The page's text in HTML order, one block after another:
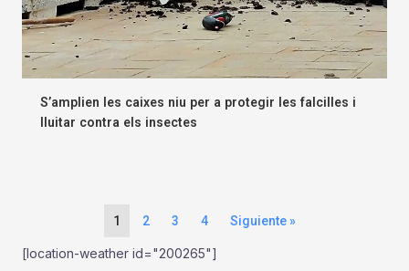
S’amplien les caixes niu per a protegir les falcilles i
lluitar contra els insectes
1 2 3 4 Siguiente »
[location-weather id="200265"]